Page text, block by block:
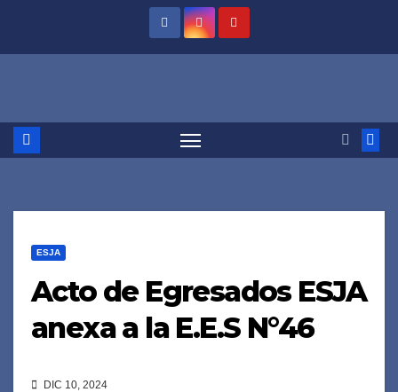
ESJA
Acto de Egresados ESJA
anexa a la E.E.S N°46
DIC 10, 2024